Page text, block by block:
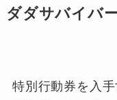
ダダサバイバ
特別行動券を入